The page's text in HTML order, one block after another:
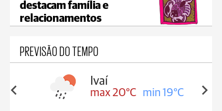
destacam família e
relacionamentos
PREVISÃO DO TEMPO
17°C
Ivaí
max 20°C min 19°C